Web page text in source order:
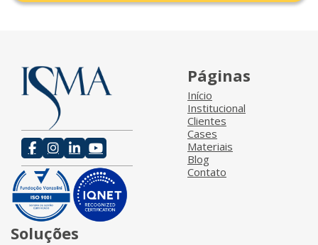
Páginas
Início
Institucional
Clientes
Cases
Materiais
Blog
Contato
Soluções